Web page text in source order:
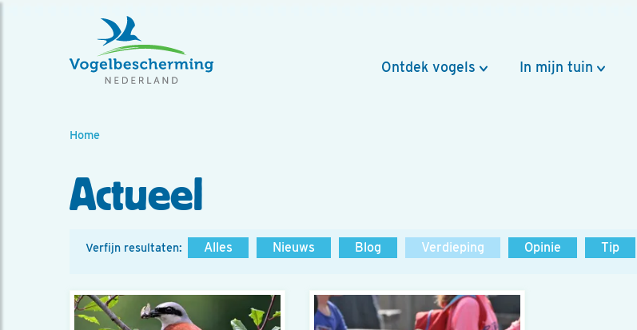
Ontdek vogels In mijn tuin
Home
Actueel
Verfijn resultaten: Alles Nieuws Blog Verdieping Opinie Tip